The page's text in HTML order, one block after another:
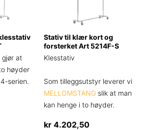
gjør at
høyder
serien.
Stativ til klær kort og
forsterket Art 5214F-S
Klesstativ
Som tilleggsutstyr leverer vi
MELLOMSTANG slik at man
kan henge i to høyder.
kr4.202,50